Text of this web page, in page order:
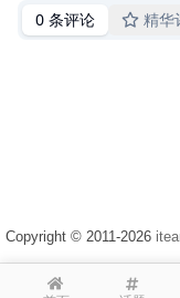
Copyright © 2011-2026
浙